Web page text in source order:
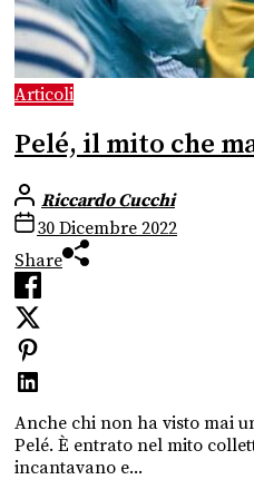
Articoli
Pelé, il mito che
Riccardo Cucchi
30 Dicembre 2022
Share
Anche chi non ha visto mai
Pelé. È entrato nel mito
incantavano e...